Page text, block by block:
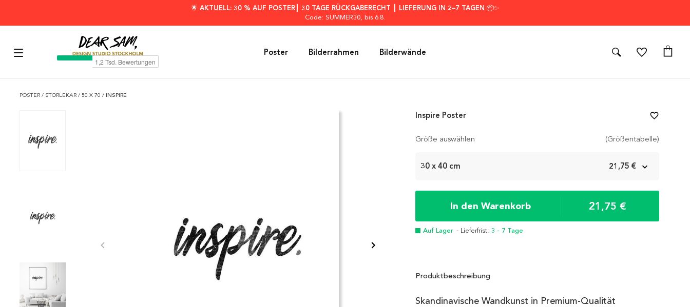
🌟 AKTUELL: 30 % AUF POSTER┃ 30 TAGE RÜCKGABERECHT ┃ LIEFERUNG IN 2–7 TAGEN 📦✨
Code: SUMMER30, bis 6.8.
Poster Bilderrahmen Bilderwände
POSTER / STORLEKAR / 50 X 70 / INSPIRE
Größe auswählen (Größentabelle)
30 x 40 cm 21,75 €
In den Warenkorb 21,75 €
Auf Lager - Lieferfrist: 3 - 7 Tage
Inspire Poster favorite_border
Produktbeschreibung
Skandinavische Wandkunst in Premium-Qualität